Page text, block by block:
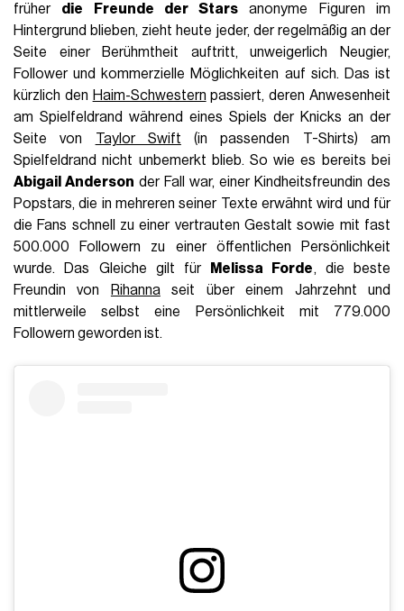
früher die Freunde der Stars anonyme Figuren im
Hintergrund blieben, zieht heute jeder, der regelmäßig an der
Seite einer Berühmtheit auftritt, unweigerlich Neugier,
Follower und kommerzielle Möglichkeiten auf sich. Das ist
kürzlich den Haim-Schwestern passiert, deren Anwesenheit
am Spielfeldrand während eines Spiels der Knicks an der
Seite von Taylor Swift (in passenden T-Shirts) am
Spielfeldrand nicht unbemerkt blieb. So wie es bereits bei
Abigail Anderson der Fall war, einer Kindheitsfreundin des
Popstars, die in mehreren seiner Texte erwähnt wird und für
die Fans schnell zu einer vertrauten Gestalt sowie mit fast
500.000 Followern zu einer öffentlichen Persönlichkeit
wurde. Das Gleiche gilt für
Melissa Forde, die beste
Freundin von
Rihannaseit über einem Jahrzehnt und
mittlerweile selbst eine Persönlichkeit mit 779.000
Followern geworden ist.